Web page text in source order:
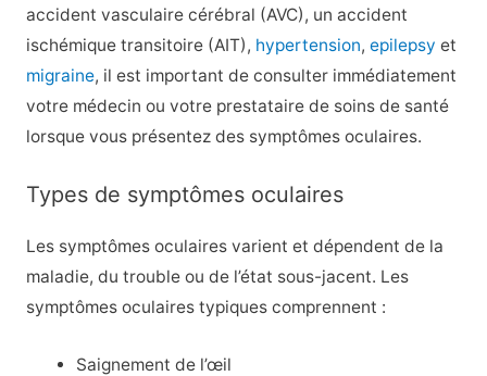
accident vasculaire cérébral (AVC), un accident
ischémique transitoire (AIT), hypertension, epilepsy et
migraine, il est important de consulter immédiatement
votre médecin ou votre prestataire de soins de santé
lorsque vous présentez des symptômes oculaires.
Types de symptômes oculaires
Les symptômes oculaires varient et dépendent de la
maladie, du trouble ou de l’état sous-jacent. Les
symptômes oculaires typiques comprennent :
Saignement de l’œil